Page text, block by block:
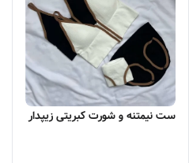
ست نیمتنه و شورت کبریتی زیپدار